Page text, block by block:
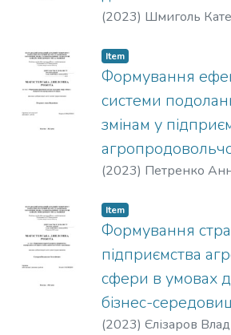
(2023) Шмиголь
Item
Формування
системи
змінам у
(2023) Петренко
Item
Формування
підприємства
сфери в умовах
бізнес-
(2023) Єлізаров